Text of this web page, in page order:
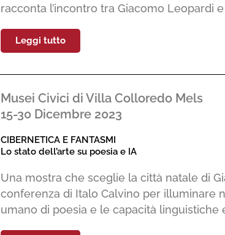
racconta l’incontro tra Giacomo Leopardi
Leggi tutto
Musei Civici di Villa Colloredo Mels
15-30 Dicembre 2023
CIBERNETICA E FANTASMI
Lo stato dell’arte su poesia e IA
Una mostra che sceglie la città natale di
conferenza di Italo Calvino per illuminare
umano di poesia e le capacità